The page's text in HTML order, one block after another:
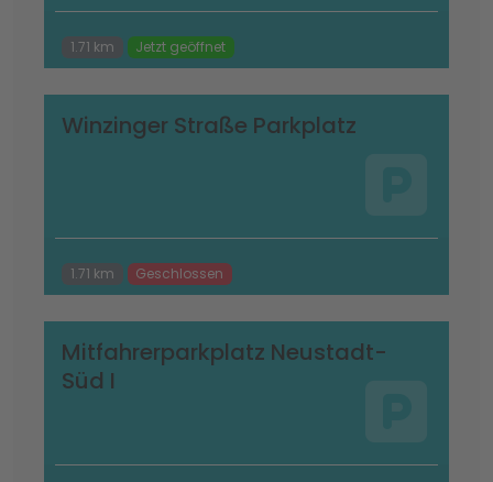
1.71 km Jetzt geöffnet
Winzinger Straße Parkplatz
1.71 km Geschlossen
Mitfahrerparkplatz Neustadt-
Süd I